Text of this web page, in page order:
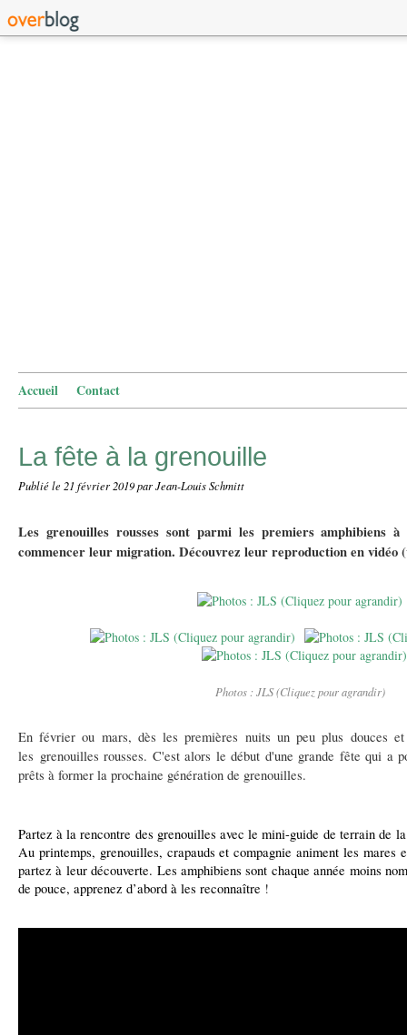
Accueil Contact
La fête à la grenouille
Publié le 21 février 2019par Jean-Louis Schmitt
Les grenouilles rousses sont parmi les premiers amphibiens
commencer leur migration. Découvrez leur reproduction en vidéo
Photos : JLS (Cliquez pour agrandir)
En février ou mars, dès les premières nuits un peu plus douces
les grenouilles rousses. C'est alors le début d'une grande fête qui a
prêts à former la prochaine génération de grenouilles.
Partezà la rencontre des grenouilles avec le mini-guide de terrain de
Au printemps, grenouilles, crapauds et compagnie animent les mares
partez à leur découverte. Les amphibiens sont chaque année moins
de pouce, apprenez d’abord à les reconnaître !